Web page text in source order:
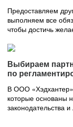
Предоставляем
выполняем все
чтобы достичь
Выбираем
по
В ООО «Хэдхантер»
которые основаны
законодательства